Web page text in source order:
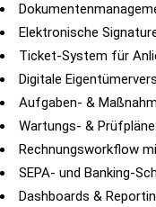
Elektronische
Ticket-System für
Digitale
Aufgaben- &
Wartungs- &
Rechnungsworkflow
SEPA- und Banking-
Dashboards &